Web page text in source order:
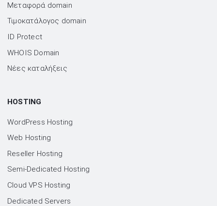
Μεταφορά domain
Τιμοκατάλογος domain
ID Protect
WHOIS Domain
Νέες καταλήξεις
HOSTING
WordPress Hosting
Web Hosting
Reseller Hosting
Semi-Dedicated Hosting
Cloud VPS Hosting
Dedicated Servers